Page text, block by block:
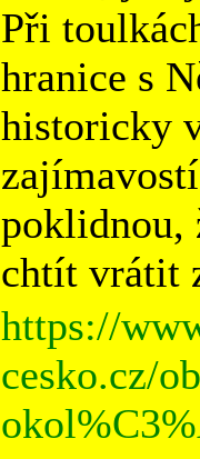
Při
hranice s
historicky
poklidnou,
chtít vrátit
https://
cesko.cz/